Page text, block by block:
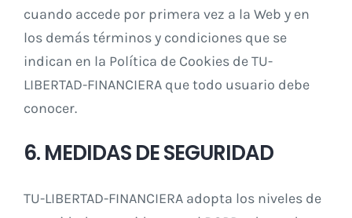
cuando accede por primera vez a la Web y en
los demás términos y condiciones que se
indican en la Política de Cookies de TU-
LIBERTAD-FINANCIERA que todo usuario debe
conocer.
6. MEDIDAS DE SEGURIDAD
TU-LIBERTAD-FINANCIERA adopta los niveles de